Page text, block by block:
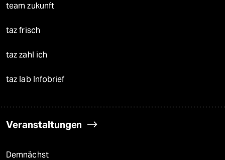
team zukunft
taz frisch
taz zahl ich
taz lab Infobrief
Veranstaltungen
Demnächst